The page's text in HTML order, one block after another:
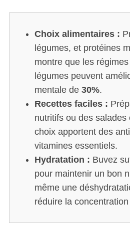
Choix alimentaires :
légumes, et protéines
montre que les
légumes peuvent
mentale de 30%.
Recettes faciles :
nutritifs ou des salades
choix apportent des
vitamines essentiels.
Hydratation : Buvez
pour maintenir un bon
même une
réduire la